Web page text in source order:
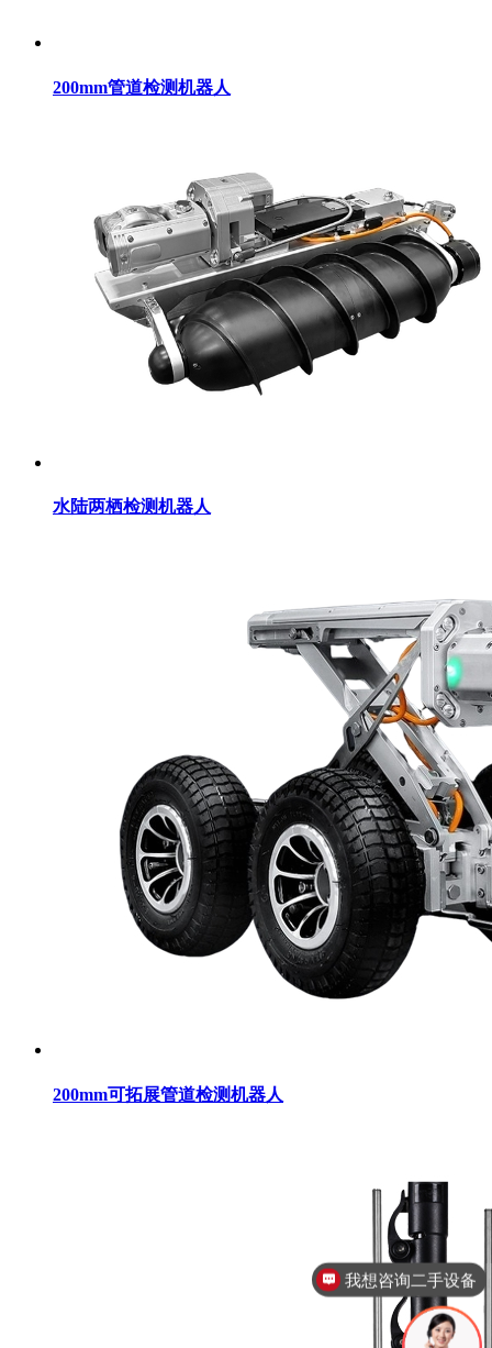
200mm管道检测机器人
水陆两栖检测机器人
200mm可拓展管道检测机器人
我想咨询设备租赁